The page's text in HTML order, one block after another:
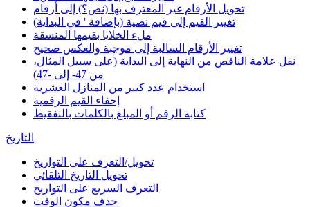
تحويل الأرقام غير المعترف بها (نص؟) إلى أرقام
تغيير القيم إلى قيم نصية (بإضافة ' في البداية)
ملء الخلايا بقيمها المنسقة
تغيير الأرقام السالبة إلى موجبة والعكس صحيح
نقل علامة الناقص من النهاية إلى البداية (على سبيل المثال،
من 47- إلى -47)
استخدام عدد كبير من المنازل العشرية
إخفاء القيم الرقمية
كتابة الرقم أو المبلغ بالكلمات بالتفقيط
التاريخ
تحويل/التعرف على التواريخ
تحويل التاريخ التلقائي
التعرف السريع على التواريخ
حذف مكون الوقت